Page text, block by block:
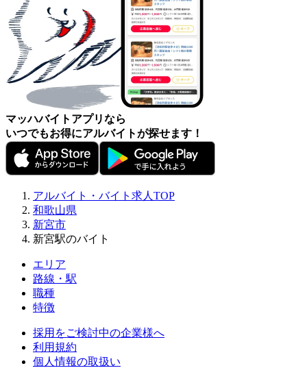
マッハバイトアプリなら
いつでもお得にアルバイトが探せます！
アルバイト・バイト求人TOP
和歌山県
新宮市
新宮駅のバイト
エリア
路線・駅
職種
特徴
採用をご検討中の企業様へ
利用規約
個人情報の取扱い